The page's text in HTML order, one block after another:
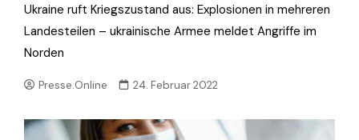
Ukraine ruft Kriegszustand aus: Explosionen in mehreren
Landesteilen – ukrainische Armee meldet Angriffe im
Norden
Presse.Online 24. Februar 2022